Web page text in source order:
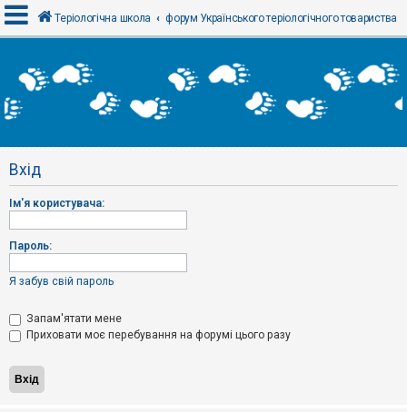
х
і
Р
є
т
р
а
і
Т
м
и
б
Теріологічна школа форум Українського теріологічного товариства
Вхід
Ім'я користувача:
Пароль:
Я забув свій пароль
Запам'ятати мене
Приховати моє перебування на форумі цього разу